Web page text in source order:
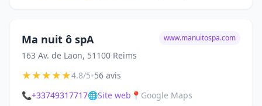
Ma nuit ô spA
163 Av. de Laon, 51100 Reims
www.manuitospa.com
★★★★★4.8/5•56 avis
📞+33749317717🌐Site web 📍 Google Maps